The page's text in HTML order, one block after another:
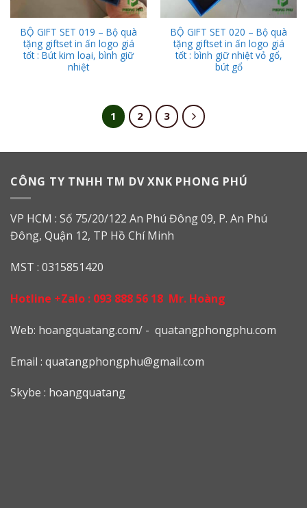
BỘ GIFT SET 019 – Bộ quà
tặng giftset in ấn logo giá
tốt : Bút kim loại, bình giữ
nhiệt
BỘ GIFT SET 020 – Bộ quà
tặng giftset in ấn logo giá
tốt : bình giữ nhiệt vỏ gổ,
bút gổ
1 2 3
CÔNG TY TNHH TM DV XNK PHONG PHÚ
VP HCM : Số 75/20/122 An Phú Đông 09, P. An Phú
Đông, Quận 12, TP Hồ Chí Minh
MST : 0315851420
Hotline +Zalo : 093 888 56 18 Mr. Hoàng
Web: hoangquatang.com/ - quatangphongphu.com
Email : quatangphongphu@gmail.com
Skybe : hoangquatang